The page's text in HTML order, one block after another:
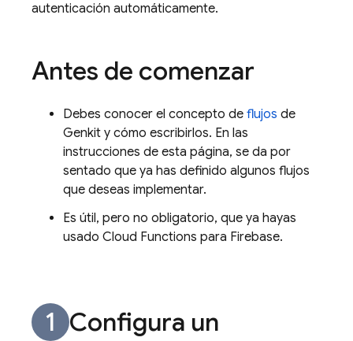
autenticación automáticamente.
Antes de comenzar
Debes conocer el concepto de flujos de
Genkit y cómo escribirlos. En las
instrucciones de esta página, se da por
sentado que ya has definido algunos flujos
que deseas implementar.
Es útil, pero no obligatorio, que ya hayas
usado Cloud Functions para Firebase.
Configura un